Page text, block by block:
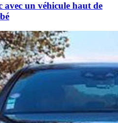
un véhicule haut de